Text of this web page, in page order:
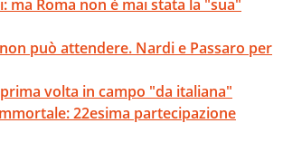
ma Roma non è mai stata la "sua"
può attendere. Nardi e Passaro per
volta in campo "da italiana"
22esima partecipazione